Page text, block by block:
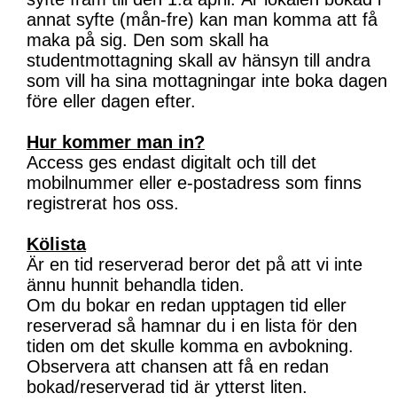
annat syfte (mån-fre) kan man komma att få
maka på sig. Den som skall ha
studentmottagning skall av hänsyn till andra
som vill ha sina mottagningar inte boka dagen
före eller dagen efter.
Hur kommer man in?
Access ges endast digitalt och till det
mobilnummer eller e-postadress som finns
registrerat hos oss.
Kölista
Är en tid reserverad beror det på att vi inte
ännu hunnit behandla tiden.
Om du bokar en redan upptagen tid eller
reserverad så hamnar du i en lista för den
tiden om det skulle komma en avbokning.
Observera att chansen att få en redan
bokad/reserverad tid är ytterst liten.